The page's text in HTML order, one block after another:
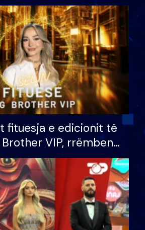
fituesja e edicionit të
VIP, rrëmben
prej 100 mijë eurosh